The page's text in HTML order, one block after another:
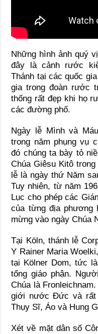
Những hình ảnh quý
đây là cảnh rước
Thánh tại các quốc
gia trong đoàn rước
thống rất đẹp khi họ
các đường phố.
Ngày lễ Mình và
trong năm phụng vụ
đó chúng ta bày tỏ
Chúa Giêsu Kitô
lễ là ngày thứ Năm
Tuy nhiên, từ năm
Lục cho phép các
của từng địa phương
mừng vào ngày Chúa
Tại Köln, thánh lễ
Y Rainer Maria
tại Kölner Dom, tức
tổng giáo phận.
Chúa là
giới nước Đức và rất
Thụy Sĩ, Áo và Hung
Xét về mặt dân số